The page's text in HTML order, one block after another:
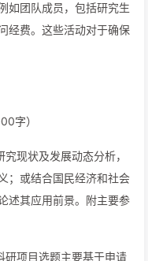
如团队成员，包括研究生
经费。这些活动对于确保
字）
现状及发展动态分析，
；或结合国民经济和社会
述其应用前景。附主要参
研项目选题主要基于申请